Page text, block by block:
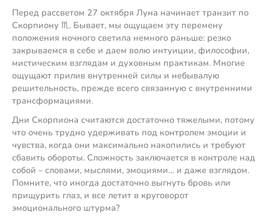
Перед рассветом 27 октября Луна начинает транзит по
Скорпиону ♏️. Бывает, мы ощущаем эту перемену
положения ночного светила немного раньше: резко
закрываемся в себе и даем волю интуиции, философии,
мистическим взглядам и духовным практикам. Многие
ощущают прилив внутренней силы и небывалую
решительность, прежде всего связанную с внутренними
трансформациями.
Дни Скорпиона считаются достаточно тяжелыми, потому
что очень трудно удерживать под контролем эмоции и
чувства, когда они максимально накопились и требуют
сбавить обороты. Сложность заключается в контроле над
собой – словами, мыслями, эмоциями… и даже взглядом.
Помните, что иногда достаточно выгнуть бровь или
прищурить глаз, и все летит в круговорот
эмоционального штурма?